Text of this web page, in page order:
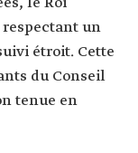
respectant un
étroit. Cette
du Conseil
tenue en